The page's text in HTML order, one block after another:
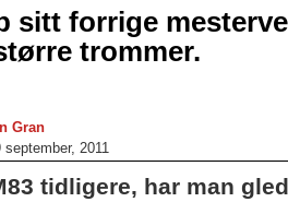
sitt forrige
trommer.
Gran
2011
tidligere, har man